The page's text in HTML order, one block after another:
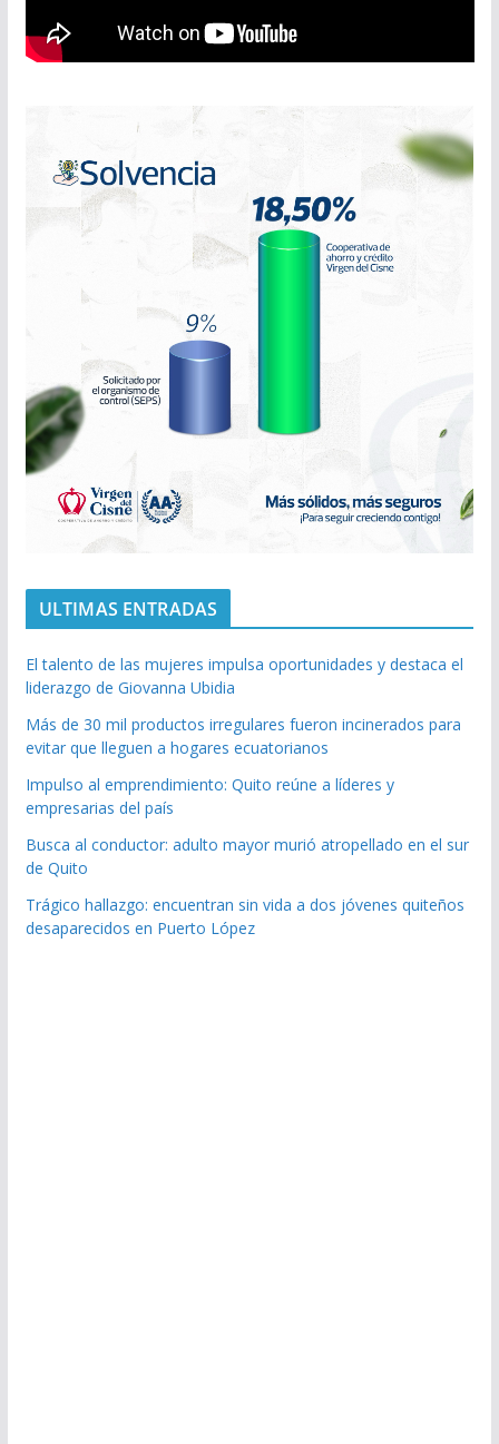
ULTIMAS ENTRADAS
El talento de las mujeres impulsa oportunidades y destaca el
liderazgo de Giovanna Ubidia
Más de 30 mil productos irregulares fueron incinerados para
evitar que lleguen a hogares ecuatorianos
Impulso al emprendimiento: Quito reúne a líderes y
empresarias del país
Busca al conductor: adulto mayor murió atropellado en el sur
de Quito
Trágico hallazgo: encuentran sin vida a dos jóvenes quiteños
desaparecidos en Puerto López